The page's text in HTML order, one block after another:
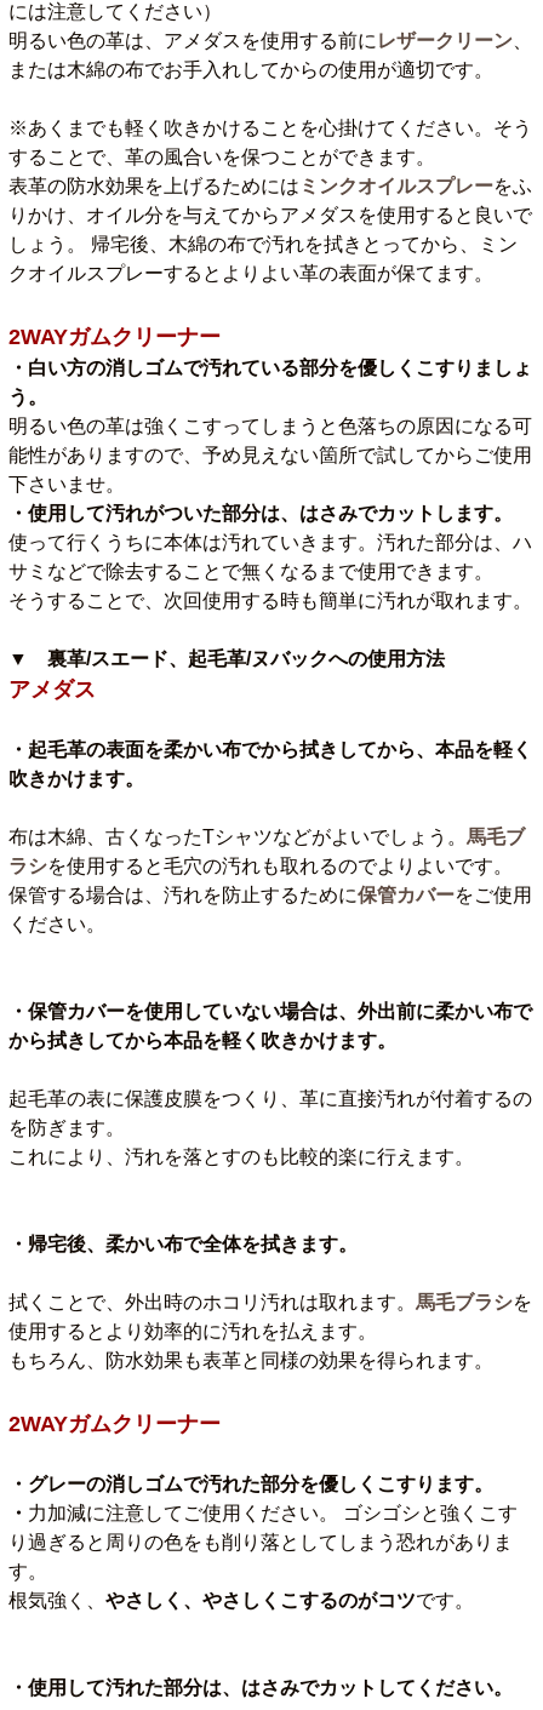
には注意してください）
明るい色の革は、アメダスを使用する前に レザークリーン
または木綿の布でお手入れしてからの使用が適切です。
※あくまでも軽く吹きかけることを心掛けてください。そう
することで、革の風合いを保つことができます。
表革の防水効果を上げるためには ミンクオイルスプレーをふ
りかけ、オイル分を与えてからアメダスを使用すると良いで
しょう。 帰宅後、木綿の布で汚れを拭きとってから、ミン
クオイルスプレーするとよりよい革の表面が保てます。
2WAYガムクリーナー
・白い方の消しゴムで汚れている部分を優しくこすりましょ
う。
明るい色の革は強くこすってしまうと色落ちの原因になる可
能性がありますので、予め見えない箇所で試してからご使用
下さいませ。
・使用して汚れがついた部分は、はさみでカットします。
使って行くうちに本体は汚れていきます。汚れた部分は、ハ
サミなどで除去することで無くなるまで使用できます。
そうすることで、次回使用する時も簡単に汚れが取れます。
▼ 裏革/スエード、起毛革/ヌバックへの使用方法
アメダス
・起毛革の表面を柔かい布でから拭きしてから、本品を軽く
吹きかけます。
布は木綿、古くなったTシャツなどがよいでしょう。 馬毛ブ
ラシを使用すると毛穴の汚れも取れるのでよりよいです。
保管する場合は、汚れを防止するために保管カバーをご使用
ください。
・保管カバーを使用していない場合は、外出前に柔かい布で
から拭きしてから本品を軽く吹きかけます。
起毛革の表に保護皮膜をつくり、革に直接汚れが付着するの
を防ぎます。
これにより、汚れを落とすのも比較的楽に行えます。
・帰宅後、柔かい布で全体を拭きます。
拭くことで、外出時のホコリ汚れは取れます。 馬毛ブラシを
使用するとより効率的に汚れを払えます。
もちろん、防水効果も表革と同様の効果を得られます。
2WAYガムクリーナー
・グレーの消しゴムで汚れた部分を優しくこすります。
・ 力加減に注意してご使用ください。 ゴシゴシと強くこす
り過ぎると周りの色をも削り落としてしまう恐れがありま
す。
根気強く、 やさしく、やさしくこするのがコツです。
・使用して汚れた部分は、はさみでカットしてください。